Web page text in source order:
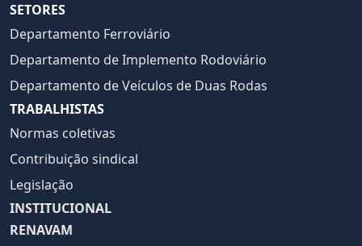
SETORES
Departamento Ferroviário
Departamento de Implemento Rodoviário
Departamento de Veículos de Duas Rodas
TRABALHISTAS
Normas coletivas
Contribuição sindical
Legislação
INSTITUCIONAL
RENAVAM